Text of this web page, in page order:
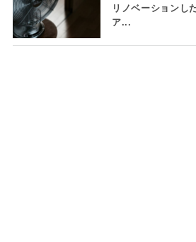
リノベーションし
ア...